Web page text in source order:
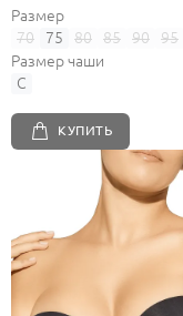
Размер
70
75 80 85 90
95
Размер чаши
C
КУПИТЬ